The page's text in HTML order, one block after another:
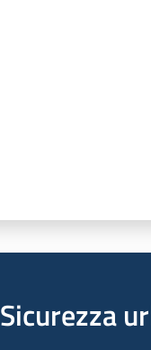
Sicurezza